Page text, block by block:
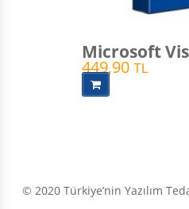
Microsoft
449,90 TL
© 2020 Türkiye’nin Yazılım